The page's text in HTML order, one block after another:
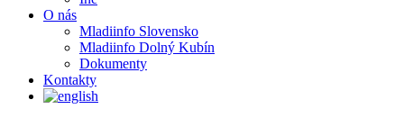
O nás
Mladiinfo Slovensko
Mladiinfo Dolný Kubín
Dokumenty
Kontakty